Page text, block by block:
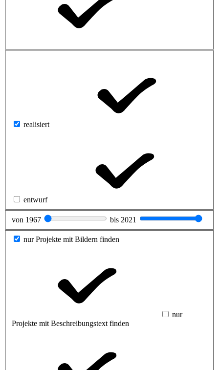
realisiert
entwurf
von 1967 bis 2021
nur Projekte mit Bildern finden
nur
Projekte mit Beschreibungstext finden